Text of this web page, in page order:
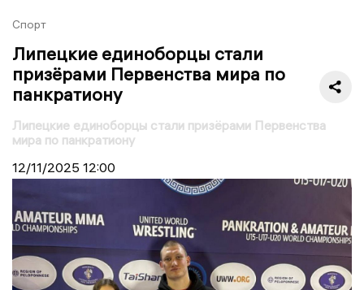
Спорт
Липецкие единоборцы стали
призёрами Первенства мира по
панкратиону
Липецкие единоборцы стали призёрами Первенства
мира по панкратиону
12/11/2025 12:00